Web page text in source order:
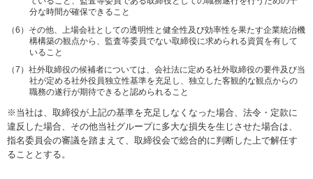
分な時間が確保できること
その他、上場会社としての透明性と健全性及び効率性を果たす企業統治機
構構築の観点から、監査等委員でない取締役に求められる資質を有して
いること
社外取締役の候補者については、会社法に定める社外取締役の要件及び当
社が定める社外役員独立性基準を充足し、独立した客観的な観点からの
職務の遂行が期待できると認められること
※当社は、取締役が上記の基準を充足しなくなった場合、法令・定款に
違反した場合、その他当社グループに多大な損失を生じさせた場合は、
指名委員会の審議を踏まえて、取締役会で総合的に判断した上で解任す
ることとする。